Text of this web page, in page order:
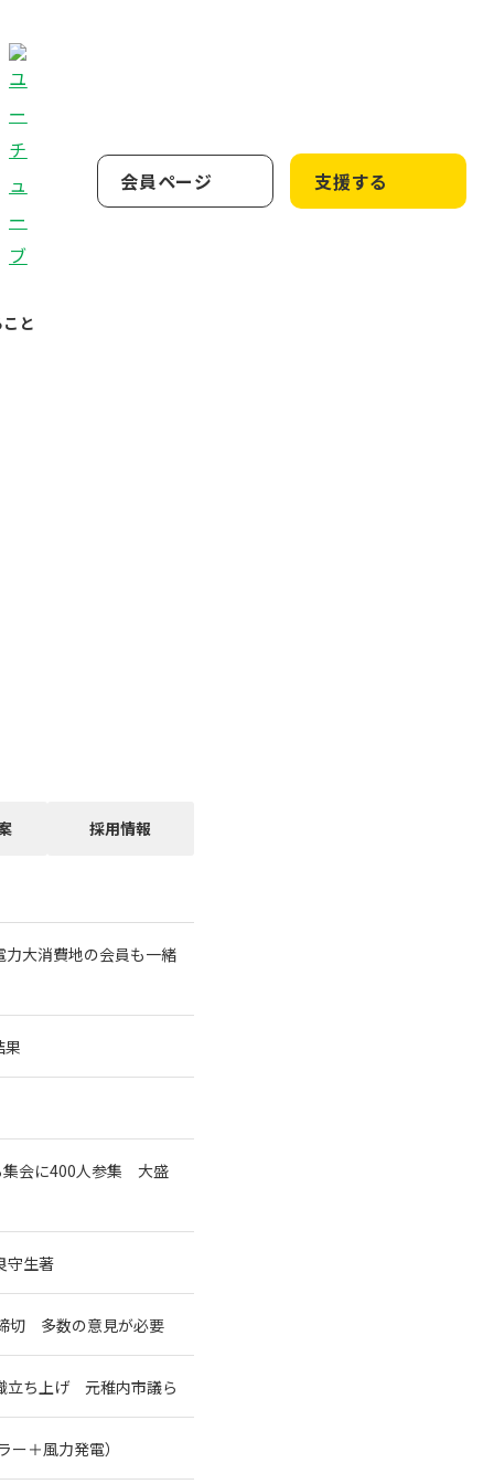
と
会員ページ 支援する
採用情報
大消費地の会員も一緒
果
集会に400人参集 大盛
守生著
切 多数の意見が必要
立ち上げ 元稚内市議ら
＋風力発電）